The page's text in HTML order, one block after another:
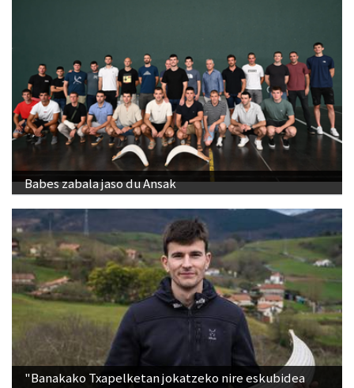
Babes zabala jaso du Ansak
"Banakako Txapelketan jokatzeko nire eskubidea
aldarrikatzen dut"